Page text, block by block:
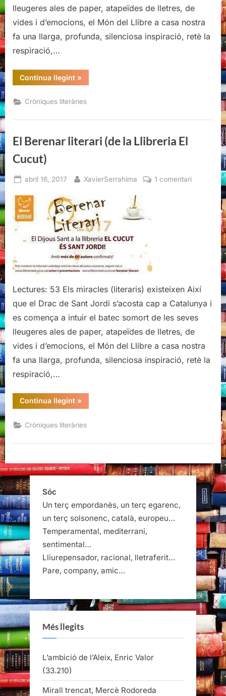
lleugeres ales de paper, atapeïdes de lletres, de
vides i d’emocions, el Món del Llibre a casa nostra
fa una llarga, profunda, silenciosa inspiració, retè la
respiració,…
Continua llegint“El
Berenar
(de
la
El
»
Cròniques literàries
El Berenar literari (de la Llibreria El
Cucut)
Posted
abril 16, 2017 By
XavierSerrahima 1 comentaria
Lectures: 53 Els miracles (literaris) existeixen Així
que el Drac de Sant Jordi s’acosta cap a Catalunya i
es comença a intuir el batec somort de les seves
lleugeres ales de paper, atapeïdes de lletres, de
vides i d’emocions, el Món del Llibre a casa nostra
fa una llarga, profunda, silenciosa inspiració, retè la
respiració,…
Continua llegint“El
Berenar
(de
la
El
»
Cròniques literàries
Sóc
Un terç empordanès, un terç egarenc,
un terç solsonenc, català, europeu…
Temperamental, mediterrani,
sentimental…
Lliurepensador, racional, lletraferit…
Pare, company, amic…
Més llegits
L’ambició de l’Aleix, Enric Valor
(33.210)
Mirall trencat, Mercè Rodoreda